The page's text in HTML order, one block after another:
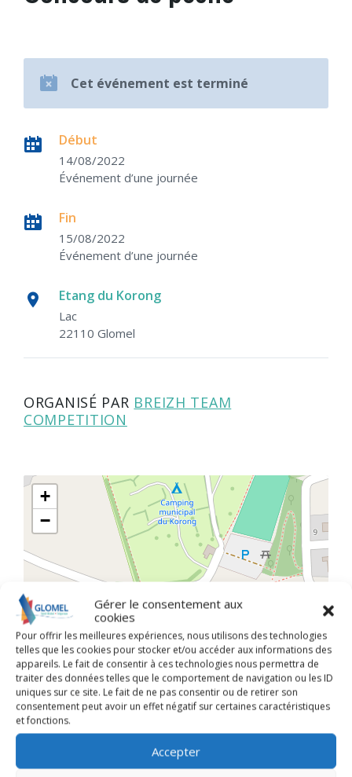
Gérer le consentement aux
cookies
Pour offrir les meilleures expériences, nous utilisons des technologies
telles que les cookies pour stocker et/ou accéder aux informations des
appareils. Le fait de consentir à ces technologies nous permettra de
traiter des données telles que le comportement de navigation ou les ID
uniques sur ce site. Le fait de ne pas consentir ou de retirer son
consentement peut avoir un effet négatif sur certaines caractéristiques
et fonctions.
Accepter
Cet événement est terminé
Début
14/08/2022
Événement d’une journée
Fin
15/08/2022
Événement d’une journée
Etang du Korong
Lac
22110 Glomel
ORGANISÉ PAR BREIZH TEAM
COMPETITION
+
−